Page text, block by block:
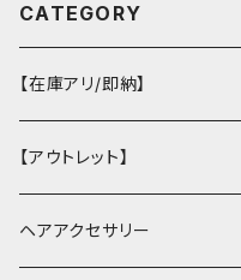
CATEGORY
【在庫アリ/即納】
【アウトレット】
ヘアアクセサリー